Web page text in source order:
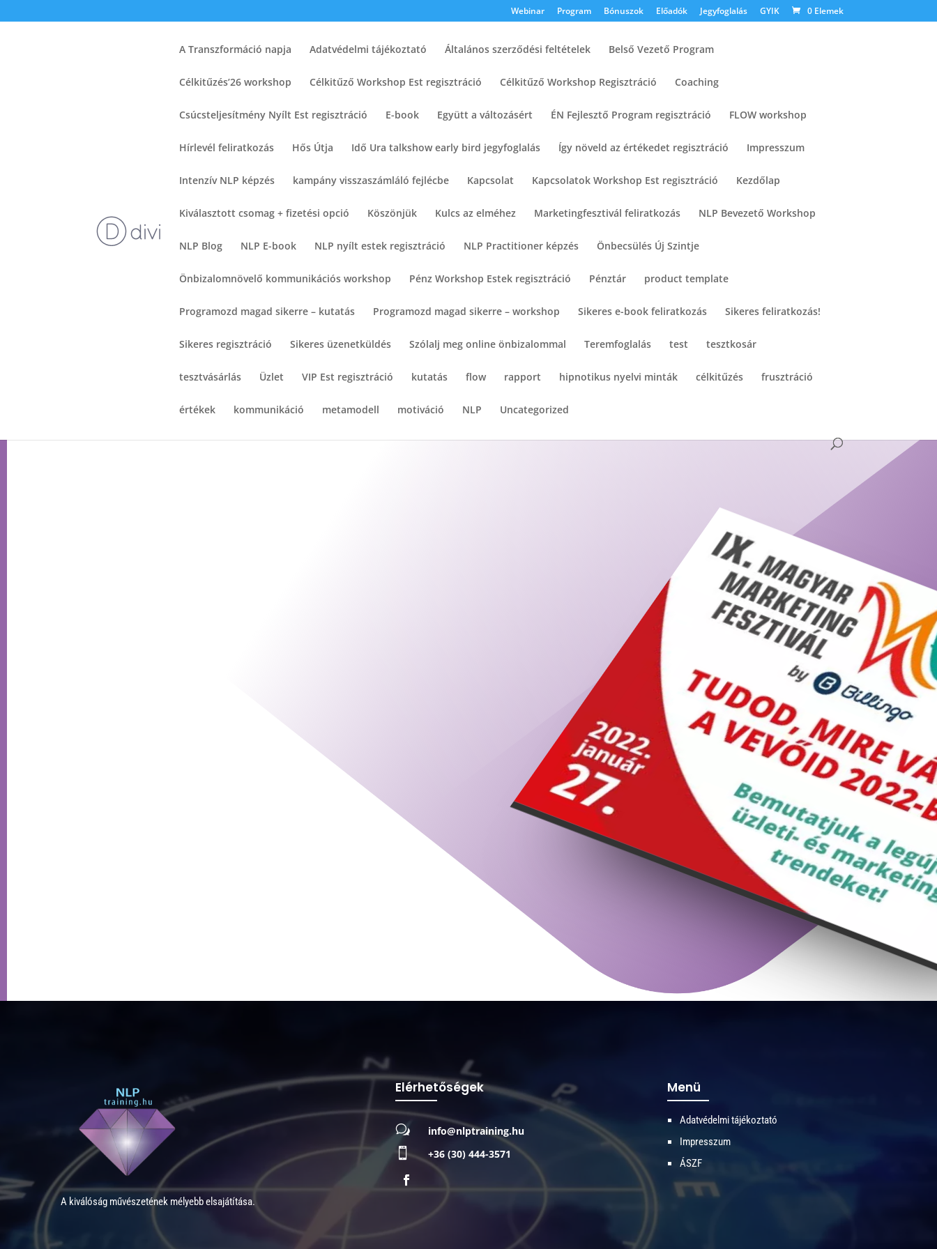
Webinar Program Bónuszok Előadók Jegyfoglalás GYIK 0 Elemek
A Transzformáció napja Adatvédelmi tájékoztató Általános szerződési feltételek Belső Vezető Program
Célkitűzés’26 workshop Célkitűző Workshop Est regisztráció Célkitűző Workshop Regisztráció Coaching
Csúcsteljesítmény Nyílt Est regisztráció E-book Együtt a változásért ÉN Fejlesztő Program regisztráció FLOW workshop
Hírlevél feliratkozás Hős Útja Idő Ura talkshow early bird jegyfoglalás Így növeld az értékedet regisztráció Impresszum
Intenzív NLP képzés kampány visszaszámláló fejlécbe Kapcsolat Kapcsolatok Workshop Est regisztráció Kezdőlap
Kiválasztott csomag + fizetési opció Köszönjük Kulcs az elméhez Marketingfesztivál feliratkozás NLP Bevezető Workshop
NLP Blog NLP E-book NLP nyílt estek regisztráció NLP Practitioner képzés Önbecsülés Új Szintje
Önbizalomnövelő kommunikációs workshop Pénz Workshop Estek regisztráció Pénztár product template
Programozd magad sikerre – kutatás Programozd magad sikerre – workshop Sikeres e-book feliratkozás Sikeres feliratkozás!
Sikeres regisztráció Sikeres üzenetküldés Szólalj meg online önbizalommal Teremfoglalás test tesztkosár
tesztvásárlás Üzlet VIP Est regisztráció kutatás flow rapport hipnotikus nyelvi minták célkitűzés frusztráció
értékek kommunikáció metamodell motiváció NLP Uncategorized
A kiválóság művészetének mélyebb elsajátítása.
Elérhetőségek
w info@nlptraining.hu
 +36 (30) 444-3571
Menü
Adatvédelmi tájékoztató
Impresszum
ÁSZF